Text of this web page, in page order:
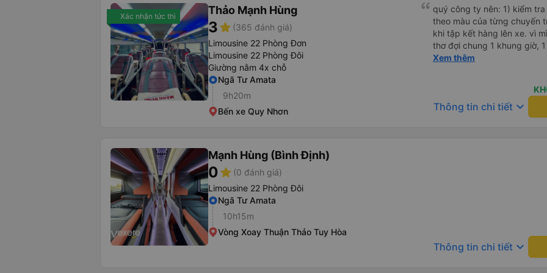
Tôi vẫn sẽ tiếp tục ủng hộ
Xác nhận tức thì Thảo Mạnh Hùng
3star (365 đánh giá)
Limousine 22 Phòng Đơn
Limousine 22 Phòng Đôi
Giường nằm 4x chỗ
Ngã Tư Amata
9h20m
Bến xe Quy Nhơn
quý công ty nên: 1) kiểm tra và dán tem hành lý cho khách
theo màu của từng chuyến
khi tập kết hàng lên xe. vì
thơ đợi chung 1 khung giờ, 1 địa điểm. vì là
của quý công ty nên rất hài
cải thiện ngày một phát triển. 2) đồng nhất về cách giao
và CSKH nhẹ nhàng, chu
là nhà xe được yêu thích và lựa
ơn quý anh chị em cty
Xem thêm
Thông tin chi tiết keyboard_arrow_down
Mạnh Hùng (Bình Định)
0star (0 đánh giá)
Limousine 22 Phòng Đôi
Ngã Tư Amata
10h15m
Vòng Xoay Thuận Thảo Tuy Hòa
Thông tin chi tiết keyboard_arrow_down